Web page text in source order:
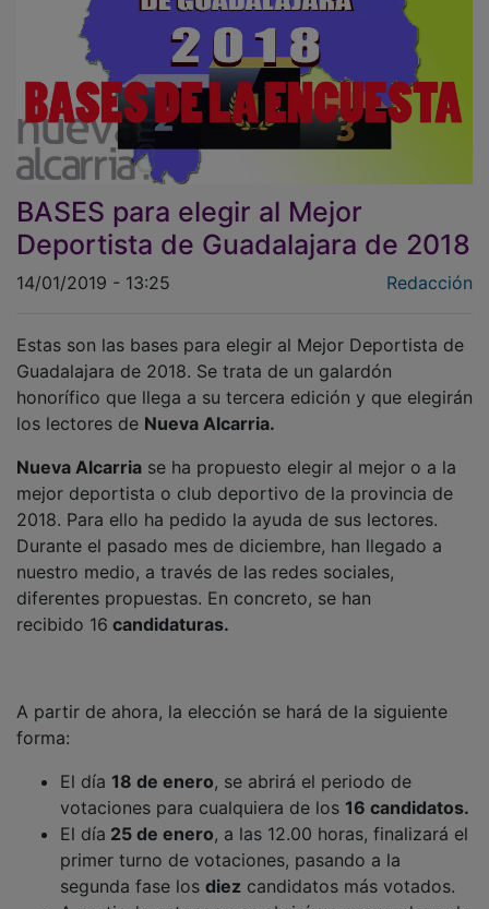
BASES para elegir al Mejor
Deportista de Guadalajara de 2018
14/01/2019 - 13:25
Guadalajara de 2018. Se trata de un galardón
honorífico que llega a su tercera edición y que elegirán
los lectores deNueva Alcarria.
mejor deportista o club deportivo de la provincia de
2018. Para ello ha pedido la ayuda de sus lectores.
Durante el pasado mes de diciembre, han llegado a
nuestro medio, a través de las redes sociales,
diferentes propuestas. En concreto, se han
recibido 16candidaturas.
forma:
votaciones para cualquiera de los 16 candidatos.
El día25 de enero, a las 12.00 horas, finalizará el
primer turno de votaciones, pasando a la
segunda fase losdiezcandidatos más votados.
A partir de entonces, se abrirá un nuevo plazo de